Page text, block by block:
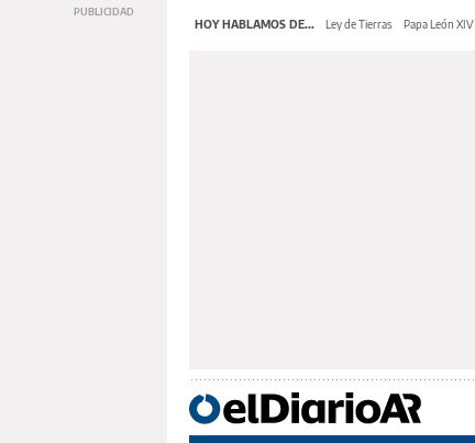
HOY HABLAMOS DE... Ley de Tierras Papa León XIV